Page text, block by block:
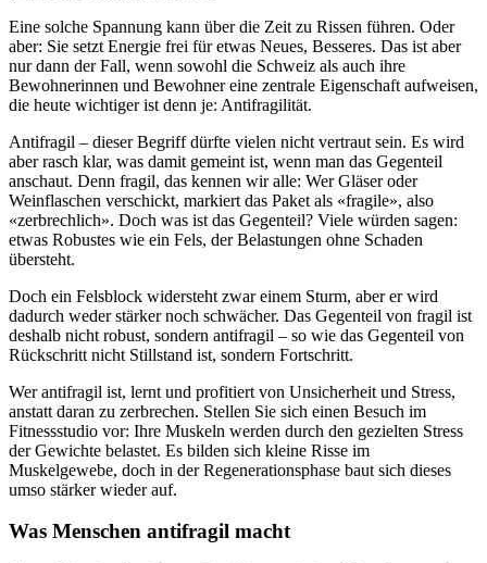
Eine solche Spannung kann über die Zeit zu Rissen führen. Oder
aber: Sie setzt Energie frei für etwas Neues, Besseres. Das ist aber
nur dann der Fall, wenn sowohl die Schweiz als auch ihre
Bewohnerinnen und Bewohner eine zentrale Eigenschaft aufweisen,
die heute wichtiger ist denn je: Antifragilität.
Antifragil – dieser Begriff dürfte vielen nicht vertraut sein. Es wird
aber rasch klar, was damit gemeint ist, wenn man das Gegenteil
anschaut. Denn fragil, das kennen wir alle: Wer Gläser oder
Weinflaschen verschickt, markiert das Paket als «fragile», also
«zerbrechlich». Doch was ist das Gegenteil? Viele würden sagen:
etwas Robustes wie ein Fels, der Belastungen ohne Schaden
übersteht.
Doch ein Felsblock widersteht zwar einem Sturm, aber er wird
dadurch weder stärker noch schwächer. Das Gegenteil von fragil ist
deshalb nicht robust, sondern antifragil – so wie das Gegenteil von
Rückschritt nicht Stillstand ist, sondern Fortschritt.
Wer antifragil ist, lernt und profitiert von Unsicherheit und Stress,
anstatt daran zu zerbrechen. Stellen Sie sich einen Besuch im
Fitnessstudio vor: Ihre Muskeln werden durch den gezielten Stress
der Gewichte belastet. Es bilden sich kleine Risse im
Muskelgewebe, doch in der Regenerationsphase baut sich dieses
umso stärker wieder auf.
Was Menschen antifragil macht